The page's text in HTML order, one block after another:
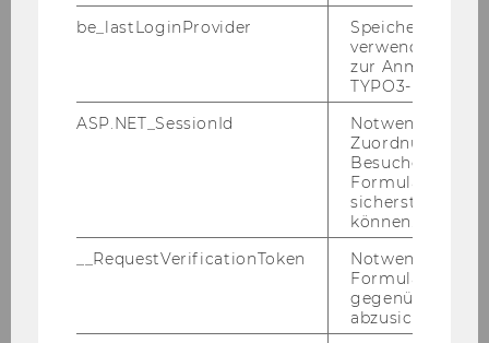
Felicia Hawranek, LL.B. (WU)
Andrej Lovrić, LL.B. (WU)
Anna Schiffer-Zehetbauer, LL.M. (WU)
be_lastLoginProvider
Speichert die
verwendete
zur Anmeldung
TYPO3-Backend.
ASP.NET_SessionId
Notwendig, um
Zuordnung von
Besucher zu
sicherstellen zu
können.
__RequestVerificationToken
Notwendig, um
gegenüber
abzusichern.